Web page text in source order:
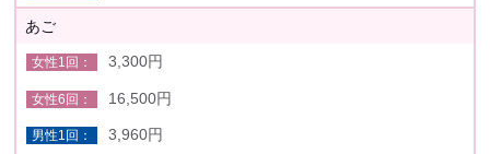
あご
3,300円
16,500円
3,960円